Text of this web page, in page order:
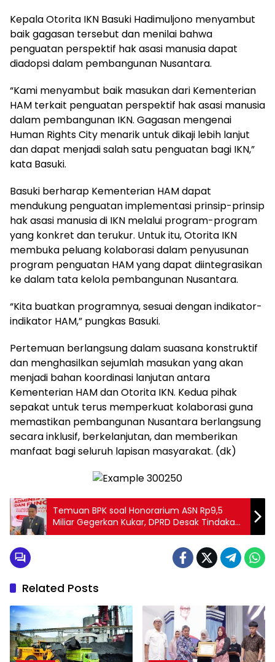
Kepala Otorita IKN Basuki Hadimuljono menyambut
baik gagasan tersebut dan menilai bahwa
penguatan perspektif hak asasi manusia dapat
diadopsi dalam pembangunan Nusantara.
“Kami menyambut baik masukan dari Kementerian
HAM terkait penguatan perspektif hak asasi manusia
dalam pembangunan IKN. Gagasan mengenai
Human Rights City menarik untuk dikaji lebih lanjut
dan dapat menjadi salah satu penguatan bagi IKN,”
kata Basuki.
Basuki berharap Kementerian HAM dapat
mendukung penguatan implementasi prinsip-prinsip
hak asasi manusia di IKN melalui program-program
yang konkret dan terukur. Untuk itu, Otorita IKN
membuka peluang kolaborasi dalam penyusunan
program penguatan HAM yang dapat diintegrasikan
ke dalam tata kelola pembangunan Nusantara.
“Kita buatkan programnya, sesuai dengan indikator-
indikator HAM,” pungkas Basuki.
Pertemuan berlangsung dalam suasana konstruktif
dan menghasilkan sejumlah masukan yang akan
menjadi bahan koordinasi lanjutan antara
Kementerian HAM dan Otorita IKN. Kedua pihak
sepakat untuk terus memperkuat kolaborasi guna
memastikan pembangunan Nusantara berlangsung
secara inklusif, berkelanjutan, dan memberikan
manfaat bagi seluruh lapisan masyarakat. (dk)
Temuan BPK soal Honorarium ASN Rp9,5
Miliar Gegerkan Kukar, DPRD Desak Tindakan
Tegas
Related Posts